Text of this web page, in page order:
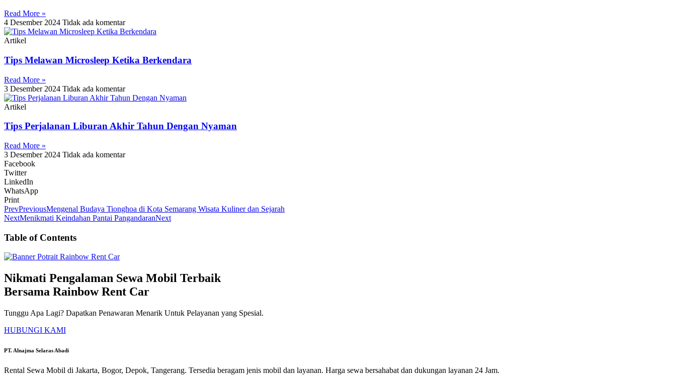
Read More »
4 Desember 2024 Tidak ada komentar
Artikel
Tips Melawan Microsleep Ketika Berkendara
Read More »
3 Desember 2024 Tidak ada komentar
Artikel
Tips Perjalanan Liburan Akhir Tahun Dengan Nyaman
Read More »
3 Desember 2024 Tidak ada komentar
Facebook
Twitter
LinkedIn
WhatsApp
Print
PrevPreviousMengenal Budaya Tionghoa di Kota Semarang Wisata Kuliner dan Sejarah
NextMenikmati Keindahan Pantai PangandaranNext
Table of Contents
Nikmati Pengalaman Sewa Mobil Terbaik
Bersama Rainbow Rent Car
Tunggu Apa Lagi? Dapatkan Penawaran Menarik Untuk Pelayanan yang Spesial.
HUBUNGI KAMI
PT. Alnajma Selaras Abadi
Rental Sewa Mobil di Jakarta, Bogor, Depok, Tangerang. Tersedia beragam jenis mobil dan layanan. Harga sewa bersahabat dan dukungan layanan 24 Jam.